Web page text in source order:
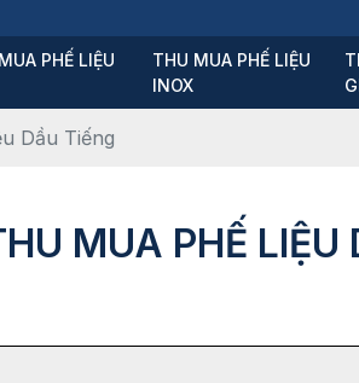
PHẾ LIỆU
THU MUA PHẾ LIỆU
INOX
Dầu Tiếng
MUA PHẾ LIỆU